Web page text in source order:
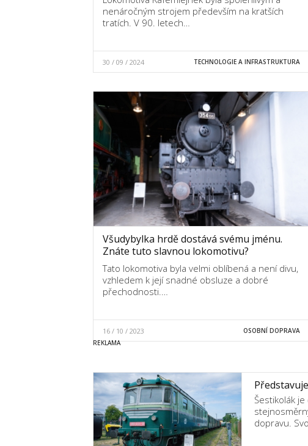
nenáročným strojem především na kratších
tratích. V 90. letech…
30 / 09 / 2024 TECHNOLOGIE A INFRASTRUKTURA
Všudybylka hrdě dostává svému jménu.
Znáte tuto slavnou lokomotivu?
Tato lokomotiva byla velmi oblíbená a není divu,
vzhledem k její snadné obsluze a dobré
přechodnosti.…
16 / 10 / 2023 OSOBNÍ DOPRAVA
Šestikolák
dopravu.